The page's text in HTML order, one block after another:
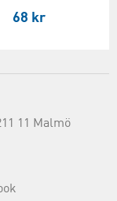
68 kr
11 Malmö